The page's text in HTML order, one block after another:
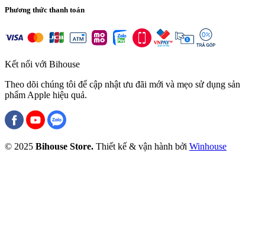
Phương thức thanh toán
Kết nối với Bihouse
Theo dõi chúng tôi để cập nhật ưu đãi mới và mẹo sử dụng sản
phẩm Apple hiệu quả.
© 2025 Bihouse Store. Thiết kế & vận hành bởi Winhouse